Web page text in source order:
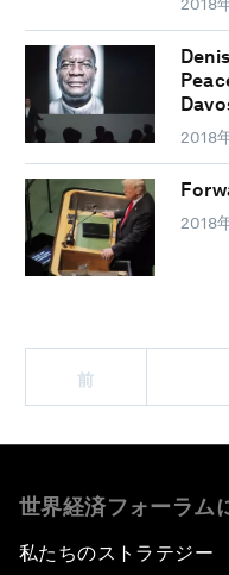
2018
2018
2018
前
世界経済フォーラム
私たちのストラテジー